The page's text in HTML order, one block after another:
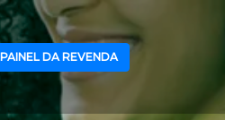
PAINEL DA REVENDA